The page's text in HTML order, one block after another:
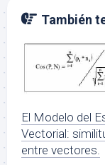
También
El Modelo del
Vectorial:
entre vectores.